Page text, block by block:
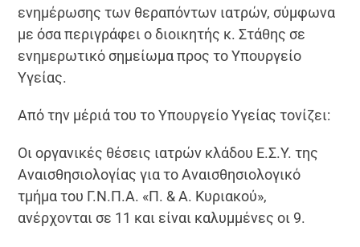
ενημέρωσης των θεραπόντων ιατρών, σύμφωνα
με όσα περιγράφει ο διοικητής κ. Στάθης σε
ενημερωτικό σημείωμα προς το Υπουργείο
Υγείας.
Από την μέριά του το Υπουργείο Υγείας τονίζει:
Οι οργανικές θέσεις ιατρών κλάδου Ε.Σ.Υ. της
Αναισθησιολογίας για το Αναισθησιολογικό
τμήμα του Γ.Ν.Π.Α. «Π. & Α. Κυριακού»,
ανέρχονται σε 11 και είναι καλυμμένες οι 9.